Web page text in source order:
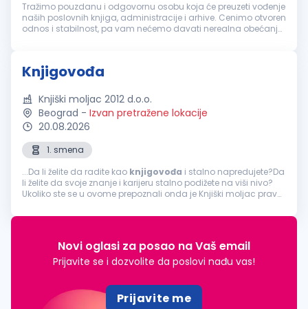
Tražimo pouzdanu i odgovornu osobu koja će preuzeti vođenje
naših poslovnih knjiga, administracije i arhive. Cenimo otvoren
odnos i stabilnost, pa vam nećemo davati nerealna obećanja,
Knjigovođa
Knjiški moljac 2012 d.o.o.
Beograd - Izvan pretražene lokacije
20.08.2026
1. smena
...Da li želite da radite kao knjigovođa i stalno napredujete?Da
li želite da svoje znanje i karijeru stalno podižete na viši nivo?
Ukoliko ste se u ovome prepoznali onda je Knjiški moljac pravo
Novi oglasi za posao na Vaš email
Prijavite se i dozvolite da poslovi nađu vas!
Prijavite me